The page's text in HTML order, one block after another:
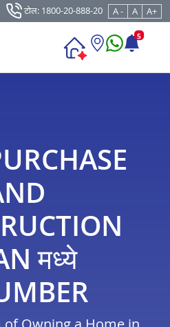
टोल: 1800-20-888-20 A - A A+
5
मध्ये